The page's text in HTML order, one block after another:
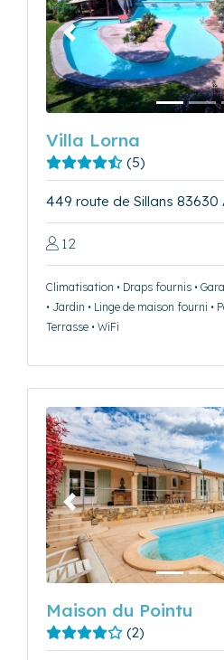
Précédent
Villa Lorna
(5)
449 route de Sillans 83630
12
Climatisation • Draps fournis •
• Jardin • Linge de maison fourni •
Terrasse • WiFi
Précédent
Maison du Pointu
(2)